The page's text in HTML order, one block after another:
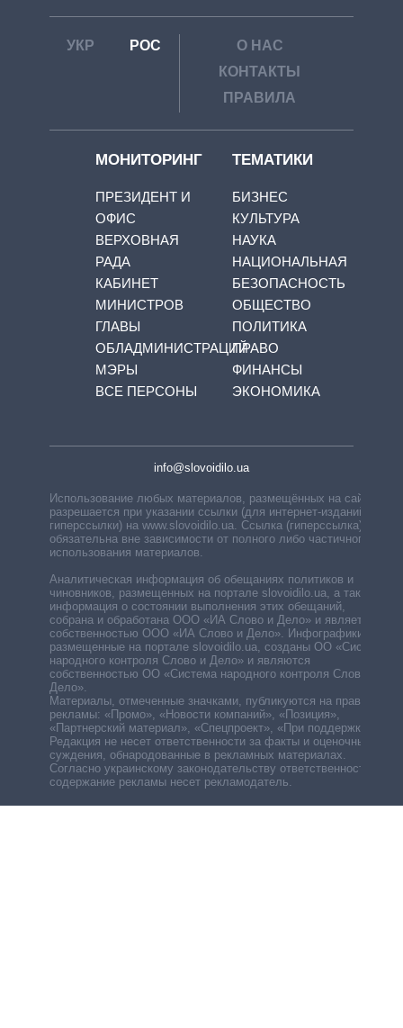
УКР РОС
О НАС
КОНТАКТЫ
ПРАВИЛА
МОНИТОРИНГ
ПРЕЗИДЕНТ И
ОФИС
ВЕРХОВНАЯ
РАДА
КАБИНЕТ
МИНИСТРОВ
ГЛАВЫ
ОБЛАДМИНИСТРАЦИЙ
МЭРЫ
ВСЕ ПЕРСОНЫ
ТЕМАТИКИ
БИЗНЕС
КУЛЬТУРА
НАУКА
НАЦИОНАЛЬНАЯ
БЕЗОПАСНОСТЬ
ОБЩЕСТВО
ПОЛИТИКА
ПРАВО
ФИНАНСЫ
ЭКОНОМИКА
info@slovoidilo.ua
Использование любых материалов, размещённых на сайте,
разрешается при указании ссылки (для интернет-изданий —
гиперссылки) на www.slovoidilo.ua. Ссылка (гиперссылка)
обязательна вне зависимости от полного либо частичного
использования материалов.
Аналитическая информация об обещаниях политиков и
чиновников, размещенных на портале slovoidilo.ua, а также
информация о состоянии выполнения этих обещаний,
собрана и обработана ООО «ИА Слово и Дело» и является
собственностью ООО «ИА Слово и Дело». Инфографики,
размещенные на портале slovoidilo.ua, созданы ОО «Система
народного контроля Слово и Дело» и являются
собственностью ОО «Система народного контроля Слово и
Дело».
Материалы, отмеченные значками, публикуются на правах
рекламы: «Промо», «Новости компаний», «Позиция»,
«Партнерский материал», «Спецпроект», «При поддержке».
Редакция не несет ответственности за факты и оценочные
суждения, обнародованные в рекламных материалах.
Согласно украинскому законодательству ответственность за
содержание рекламы несет рекламодатель.